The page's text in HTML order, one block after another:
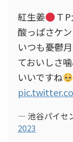
紅生姜 Ｔ
酸っぱさケ
いつも憂鬱
ておいしさ
いいですね
— 池谷パイセ
2023